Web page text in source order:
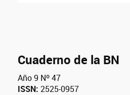
Cuaderno de la BN
Año 9 Nº 47
ISSN: 2525-0957